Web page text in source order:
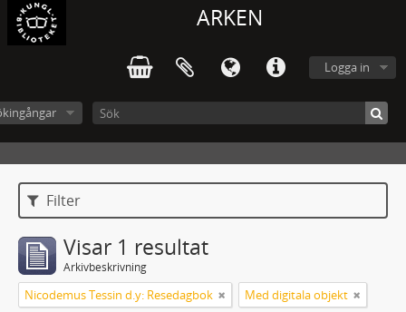
ARKEN
Logga in
Filter
Visar 1 resultat
Arkivbeskrivning
Nicodemus Tessin d.y: Resedagbok Med digitala objekt